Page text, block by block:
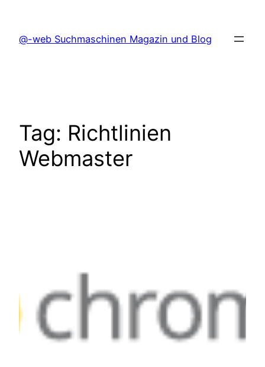
content
@-web Suchmaschinen Magazin und Blog
Tag: Richtlinien
Webmaster